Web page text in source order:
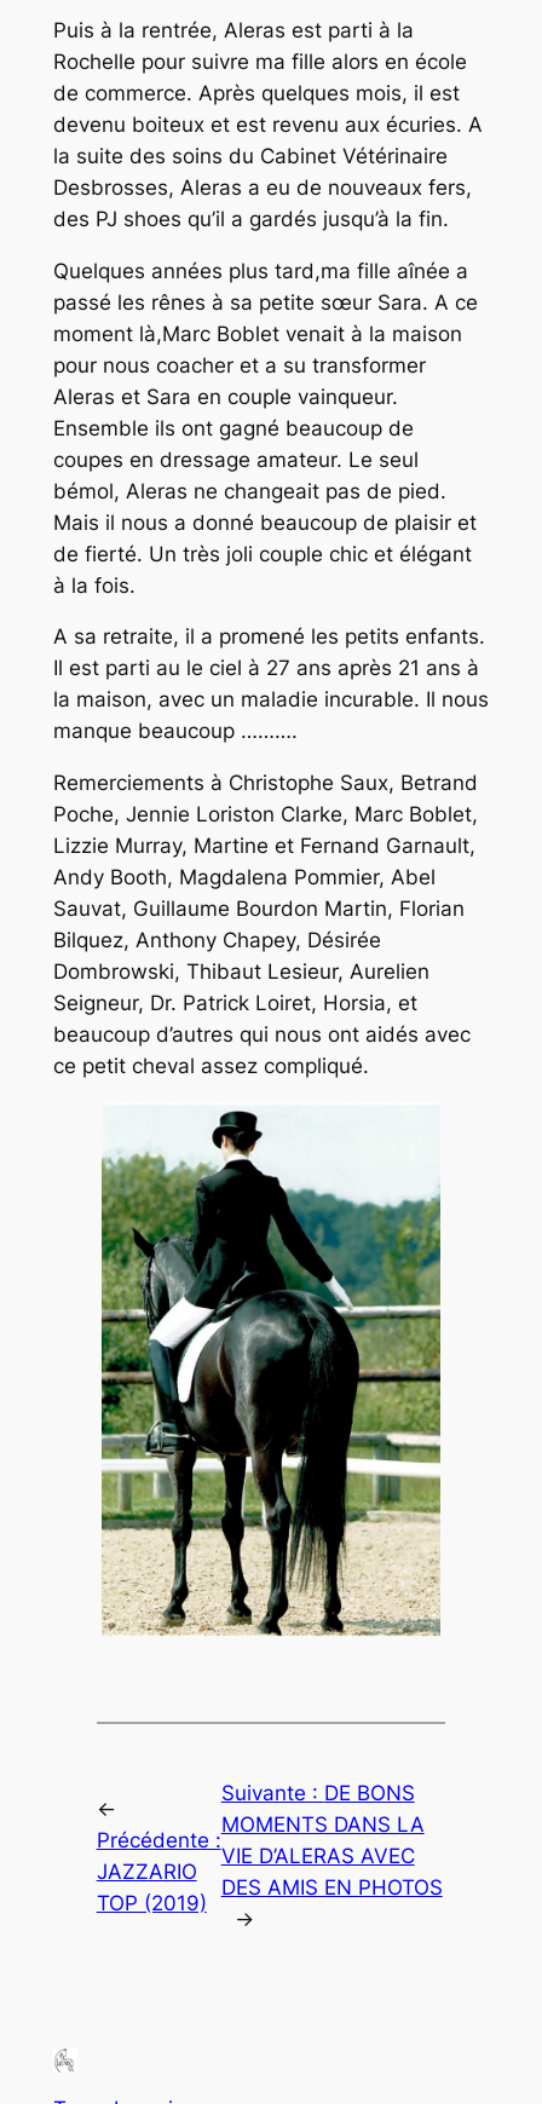
Puis à la rentrée, Aleras est parti à la
Rochelle pour suivre ma fille alors en école
de commerce. Après quelques mois, il est
devenu boiteux et est revenu aux écuries. A
la suite des soins du Cabinet Vétérinaire
Desbrosses, Aleras a eu de nouveaux fers,
des PJ shoes qu’il a gardés jusqu’à la fin.
Quelques années plus tard,ma fille aînée a
passé les rênes à sa petite sœur Sara. A ce
moment là,Marc Boblet venait à la maison
pour nous coacher et a su transformer
Aleras et Sara en couple vainqueur.
Ensemble ils ont gagné beaucoup de
coupes en dressage amateur. Le seul
bémol, Aleras ne changeait pas de pied.
Mais il nous a donné beaucoup de plaisir et
de fierté. Un très joli couple chic et élégant
à la fois.
A sa retraite, il a promené les petits enfants.
Il est parti au le ciel à 27 ans après 21 ans à
la maison, avec un maladie incurable. Il nous
manque beaucoup ……….
Remerciements à Christophe Saux, Betrand
Poche, Jennie Loriston Clarke, Marc Boblet,
Lizzie Murray, Martine et Fernand Garnault,
Andy Booth, Magdalena Pommier, Abel
Sauvat, Guillaume Bourdon Martin, Florian
Bilquez, Anthony Chapey, Désirée
Dombrowski, Thibaut Lesieur, Aurelien
Seigneur, Dr. Patrick Loiret, Horsia, et
beaucoup d’autres qui nous ont aidés avec
ce petit cheval assez compliqué.
←
Précédente :
JAZZARIO
TOP (2019)
Suivante : DE BONS
MOMENTS DANS LA
VIE D’ALERAS AVEC
DES AMIS EN PHOTOS
→